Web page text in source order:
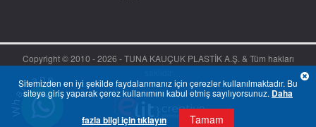
Copyright © 2010 -2026 - TUNA KAUÇUK PLASTİK A.Ş. & Tüm hakları
Sitemizden en iyi şekilde faydalanmanız için çerezler kullanılmaktadır. Bu
siteye giriş yaparak çerez kullanımını kabul etmiş sayılıyorsunuz. Daha
fazla bilgi için tıklayın Tamam